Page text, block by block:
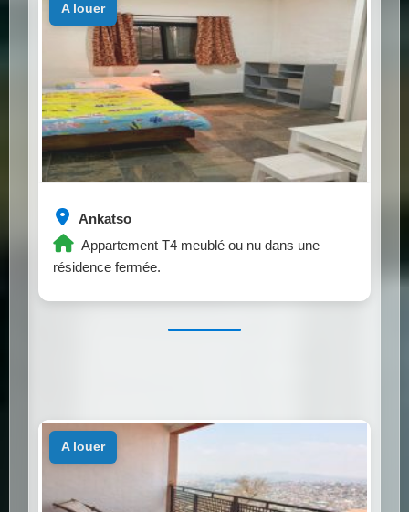
Ankatso
Appartement T4 meublé ou nu dans une
résidence fermée.
a louer
a louer